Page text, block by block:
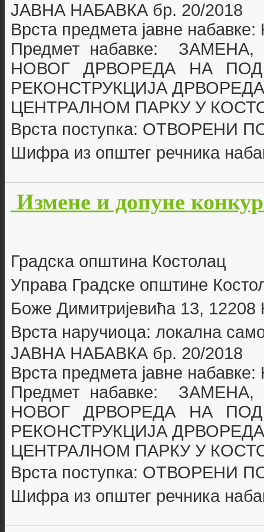
ЈАВНА НАБАВКА бр. 20/2018
Врста предмета јавне
Предмет набавке: ЗАМЕНА,
НОВОГ ДРВОРЕДА НА
РЕКОНСТРУКЦИЈА
ЦЕНТРАЛНОМ ПАРКУ У
Врста поступка: ОТВОРЕНИ
Шифра из општег речника
Измене и допуне
Градска општина Костолац
Управа Градске општине
Боже Димитријевића 13, 12208
Врста наручиоца: локална
ЈАВНА НАБАВКА бр. 20/2018
Врста предмета јавне
Предмет набавке: ЗАМЕНА,
НОВОГ ДРВОРЕДА НА
РЕКОНСТРУКЦИЈА
ЦЕНТРАЛНОМ ПАРКУ У
Врста поступка: ОТВОРЕНИ
Шифра из општег речника